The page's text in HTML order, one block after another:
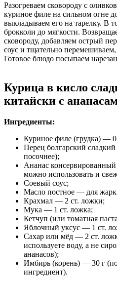
Разогреваем сковороду с
куриное филе на сильном огне
выкладываем его на тарелку. В
брокколи до мягкости.
сковороду, добавляем острый
соус и тщательно перемешиваем,
Готовое блюдо посыпаем
Курица в кисло
китайски с
Ингредиенты:
Куриное филе (грудка) —
Перец болгарский
посочнее);
Ананас
можно использовать и
Соевый соус;
Масло постное — для
Крахмал — 2 ст. ложки;
Мука — 1 ст. ложка;
Кетчуп (или томатная
Яблочный уксус — 1 ст.
Сахар или мёд — 2 ст.
используете воду, а не
ананасов);
Имбирь (корень) — 30 г
ингредиент).